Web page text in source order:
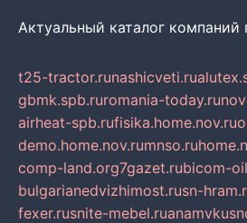
Актуальный каталог компаний
t25-tractor.runashicveti.ru
gbmk.spb.ruromania-today.ru
airheat-spb.rufisika.home.nov.ru
demo.home.nov.rumnso.ru
comp-land.org7gazet.rubicom-
bulgarianedvizhimost.rusn-
fexer.rusnite-mebel.ru